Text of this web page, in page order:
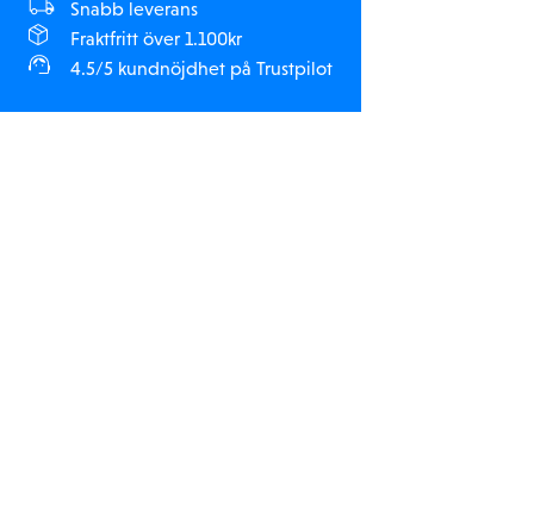
Snabb leverans
Fraktfritt över 1.100kr
4.5/5 kundnöjdhet på Trustpilot